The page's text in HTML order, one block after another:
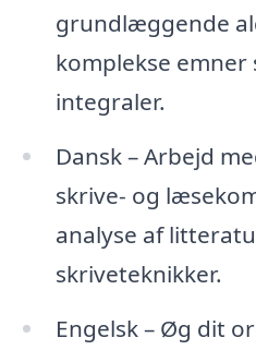
grundlæggende
komplekse
integraler.
Dansk – Arbejd
skrive- og
analyse af
skriveteknikker.
Engelsk – Øg dit